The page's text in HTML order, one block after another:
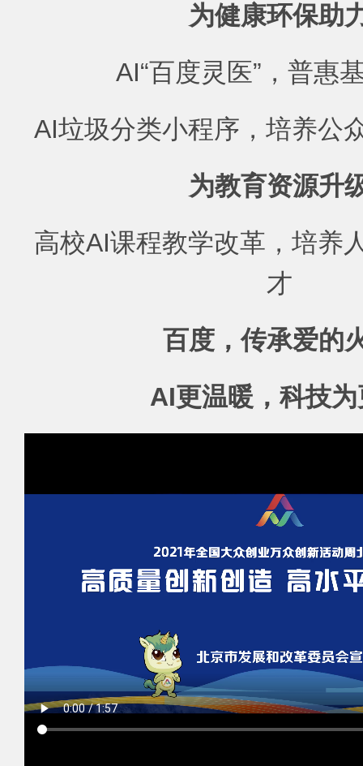
为健康环保助
AI“百度灵医”，普惠
AI垃圾分类小程序，培养公
为教育资源升
高校AI课程教学改革，培养
才
百度，传承爱的
AI更温暖，科技